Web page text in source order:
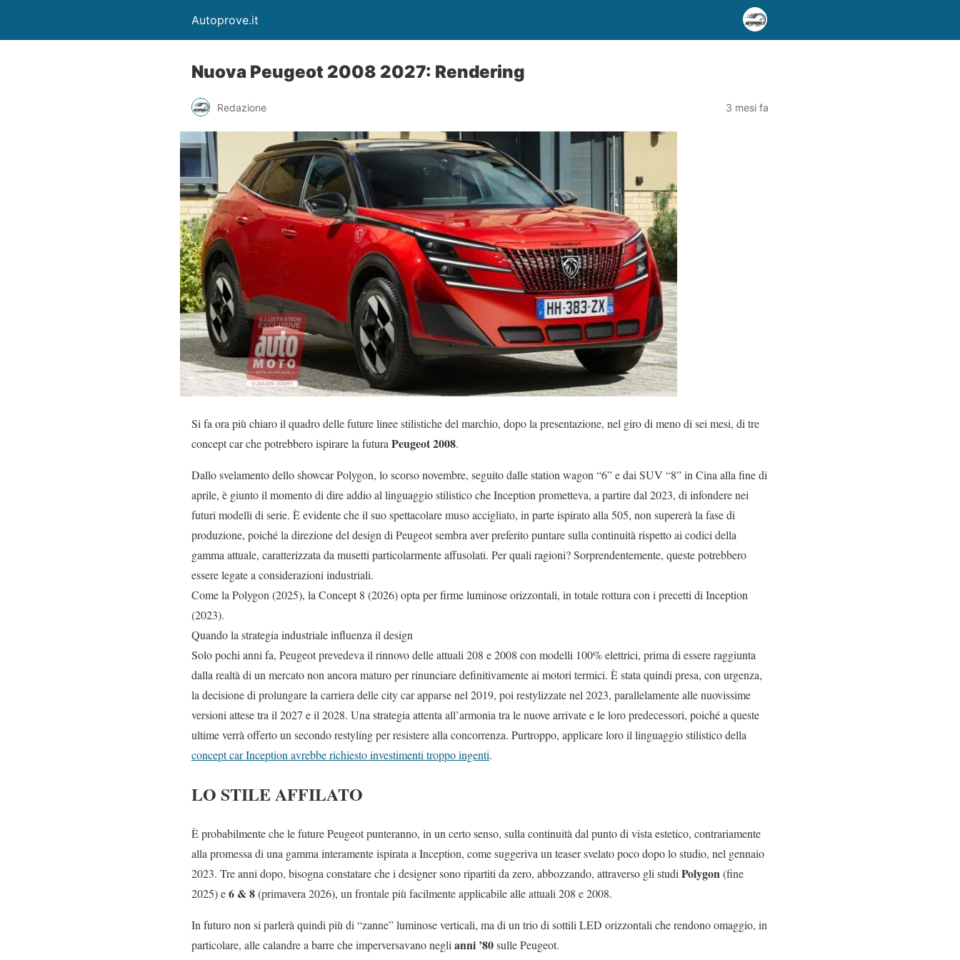
Autoprove.it
Nuova Peugeot 2008 2027: Rendering
Redazione 3 mesi fa
Si fa ora più chiaro il quadro delle future linee stilistiche del marchio, dopo la presentazione, nel giro di meno di sei mesi, di tre
concept car che potrebbero ispirare la futura Peugeot 2008.
Dallo svelamento dello showcar Polygon, lo scorso novembre, seguito dalle station wagon “6” e dai SUV “8” in Cina alla fine di
aprile, è giunto il momento di dire addio al linguaggio stilistico che Inception prometteva, a partire dal 2023, di infondere nei
futuri modelli di serie. È evidente che il suo spettacolare muso accigliato, in parte ispirato alla 505, non supererà la fase di
produzione, poiché la direzione del design di Peugeot sembra aver preferito puntare sulla continuità rispetto ai codici della
gamma attuale, caratterizzata da musetti particolarmente affusolati. Per quali ragioni? Sorprendentemente, queste potrebbero
essere legate a considerazioni industriali.
Come la Polygon (2025), la Concept 8 (2026) opta per firme luminose orizzontali, in totale rottura con i precetti di Inception
(2023).
Quando la strategia industriale influenza il design
Solo pochi anni fa, Peugeot prevedeva il rinnovo delle attuali 208 e 2008 con modelli 100% elettrici, prima di essere raggiunta
dalla realtà di un mercato non ancora maturo per rinunciare definitivamente ai motori termici. È stata quindi presa, con urgenza,
la decisione di prolungare la carriera delle city car apparse nel 2019, poi restylizzate nel 2023, parallelamente alle nuovissime
versioni attese tra il 2027 e il 2028. Una strategia attenta all’armonia tra le nuove arrivate e le loro predecessori, poiché a queste
ultime verrà offerto un secondo restyling per resistere alla concorrenza. Purtroppo, applicare loro il linguaggio stilistico della
concept car Inception avrebbe richiesto investimenti troppo ingenti.
LO STILE AFFILATO
È probabilmente che le future Peugeot punteranno, in un certo senso, sulla continuità dal punto di vista estetico, contrariamente
alla promessa di una gamma interamente ispirata a Inception, come suggeriva un teaser svelato poco dopo lo studio, nel gennaio
2023. Tre anni dopo, bisogna constatare che i designer sono ripartiti da zero, abbozzando, attraverso gli studi Polygon(fine
2025) e6 & 8(primavera 2026), un frontale più facilmente applicabile alle attuali 208 e 2008.
In futuro non si parlerà quindi più di “zanne” luminose verticali, ma di un trio di sottili LED orizzontali che rendono omaggio, in
particolare, alle calandre a barre che imperversavano negli anni ’80sulle Peugeot.